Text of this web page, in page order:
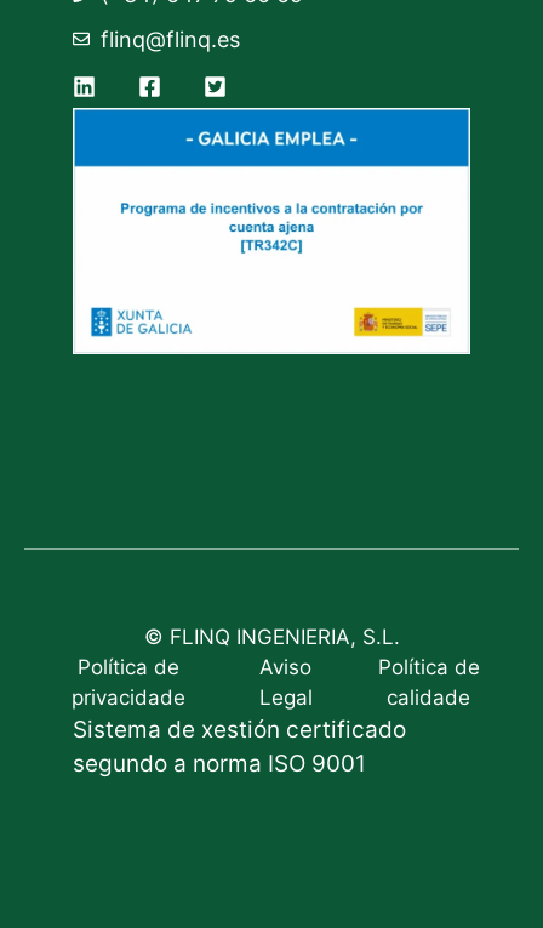
flinq@flinq.es
© FLINQ INGENIERIA, S.L.
Política de
privacidade
Aviso
Legal
Política de
calidade
Sistema de xestión certificado
segundo a norma ISO 9001